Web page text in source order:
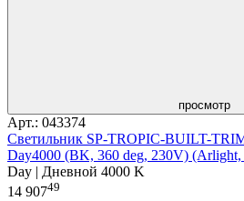
просмотр
Арт.: 043374
Светильник SP-TROPIC-BUILT-
Day4000 (BK, 360 deg, 230V) (Arlight,
Day | Дневной 4000 K
14 90749